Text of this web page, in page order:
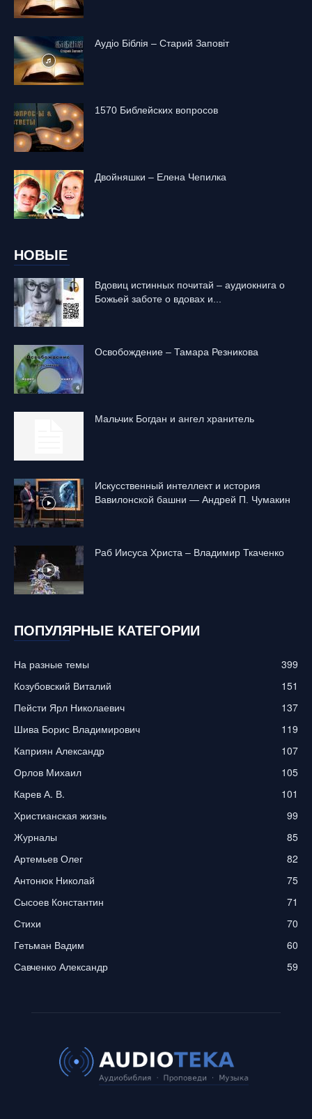
Аудіо Біблія – Старий Заповіт
1570 Библейских вопросов
Двойняшки – Елена Чепилка
НОВЫЕ
Вдовиц истинных почитай – аудиокнига о
Божьей заботе о вдовах и...
Освобождение – Тамара Резникова
Mальчик Богдан и ангел хранитель
Искусственный интеллект и история
Вавилонской башни — Андрей П. Чумакин
Раб Иисуса Христа – Владимир Ткаченко
ПОПУЛЯРНЫЕ КАТЕГОРИИ
На разные темы
399
Козубовский Виталий
151
Пейсти Ярл Николаевич
137
Шива Борис Владимирович
119
Каприян Александр
107
Орлов Михаил
105
Карев А. В.
101
Христианская жизнь
99
Журналы
85
Артемьев Олег
82
Антонюк Николай
75
Сысоев Константин
71
Стихи
70
Гетьман Вадим
60
Савченко Александр
59